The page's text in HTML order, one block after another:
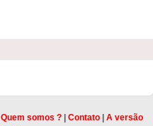
Quem somos ?| Contato| A versão